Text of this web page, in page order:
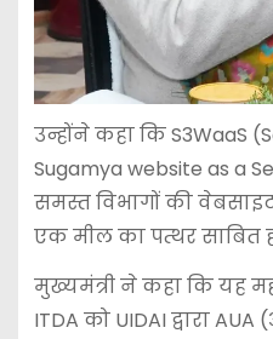
उन्होंने कहा कि S3WaaS
Sugamya website as a
समस्त विभागों की
एक मील का पत्थर साबित
मुख्यमंत्री ने कहा कि यह
ITDA को UIDAI द्वारा